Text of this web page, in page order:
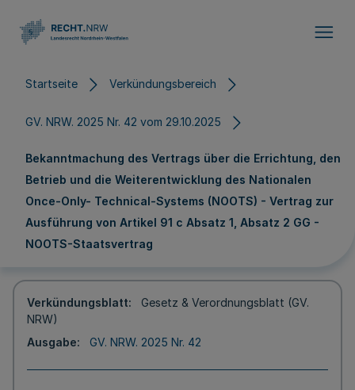
Startseite Verkündungsbereich
GV. NRW. 2025 Nr. 42 vom 29.10.2025
Bekanntmachung des Vertrags über die Errichtung, den
Betrieb und die Weiterentwicklung des Nationalen
Once-Only- Technical-Systems (NOOTS) - Vertrag zur
Ausführung von Artikel 91 c Absatz 1, Absatz 2 GG -
NOOTS-Staatsvertrag
Verkündungsblatt
Gesetz & Verordnungsblatt (GV.
NRW)
Ausgabe
GV. NRW. 2025 Nr. 42